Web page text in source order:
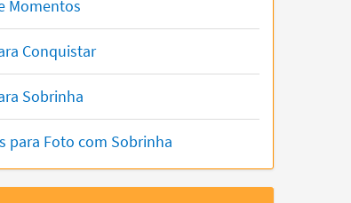
Momentos
Conquistar
Sobrinha
para Foto com Sobrinha